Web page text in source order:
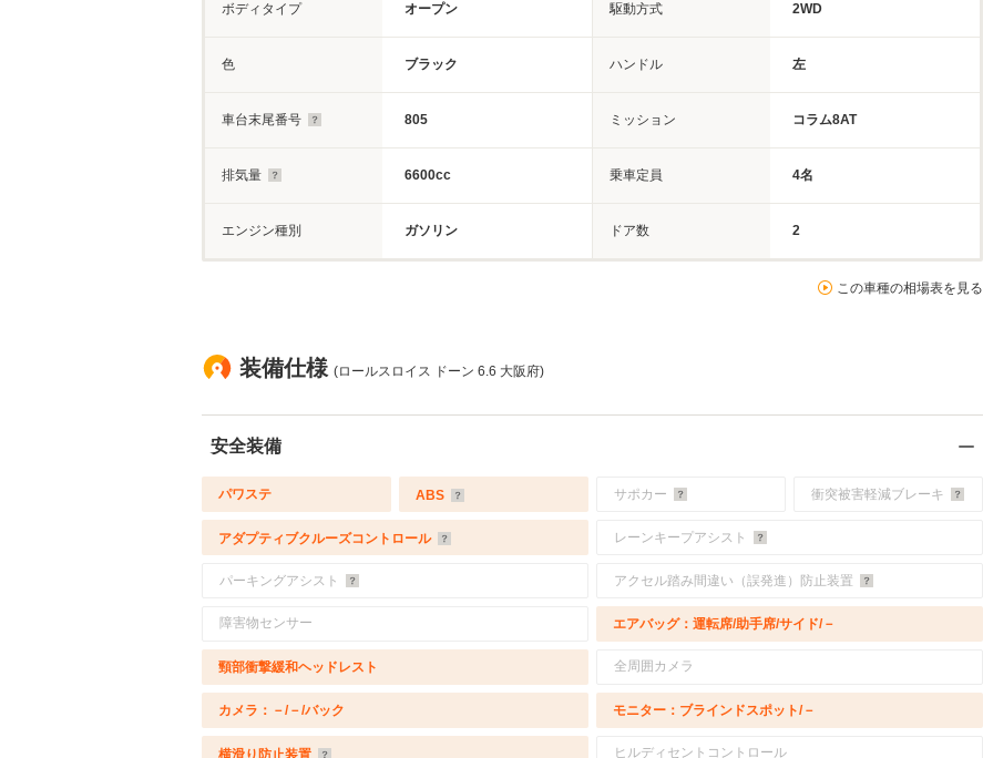
ボディタイプ オープン 駆動方式 2WD
色 ブラック ハンドル 左
車台末尾番号 805 ミッション コラム8AT
排気量 6600cc 乗車定員 4名
エンジン種別 ガソリン ドア数 2
この車種の相場表を見る
装備仕様 (ロールスロイス ドーン 6.6 大阪府)
安全装備
パワステ ABS サポカー 衝突被害軽減ブレーキ
アダプティブクルーズコントロール レーンキープアシスト
パーキングアシスト アクセル踏み間違い（誤発進）防止装置
障害物センサー エアバッグ：運転席/助手席/サイド/－
頸部衝撃緩和ヘッドレスト 全周囲カメラ
カメラ：－/－/バック モニター：ブラインドスポット/－
横滑り防止装置 ヒルディセントコントロール